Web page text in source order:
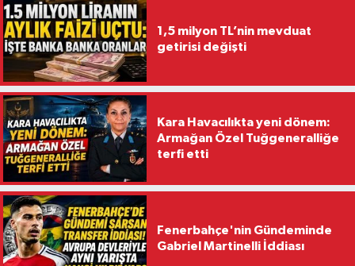
1,5 milyon TL’nin mevduat
getirisi değişti
Kara Havacılıkta yeni dönem:
Armağan Özel Tuğgeneralliğe
terfi etti
Fenerbahçe'nin Gündeminde
Gabriel Martinelli İddiası